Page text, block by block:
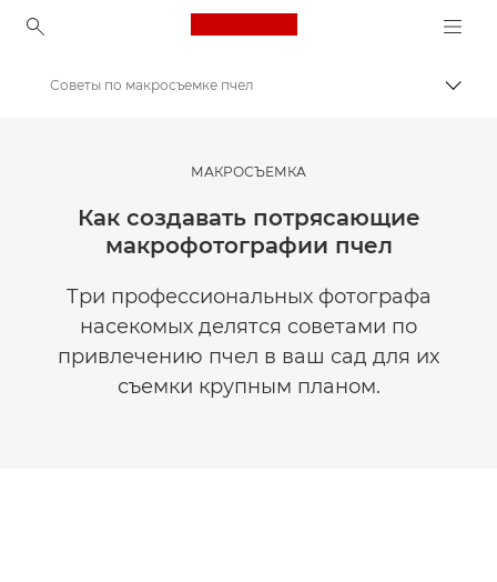
Canon Logo, back to
Мастерская творчества | Советы по фотографии и печати и руководства для покупателей
Советы и технические приемы по фотографии и печати
Советы по макросъемке пчел
МАКРОСЪЕМКА
Как создавать потрясающие
макрофотографии пчел
Три профессиональных фотографа
насекомых делятся советами по
привлечению пчел в ваш сад для их
съемки крупным планом.